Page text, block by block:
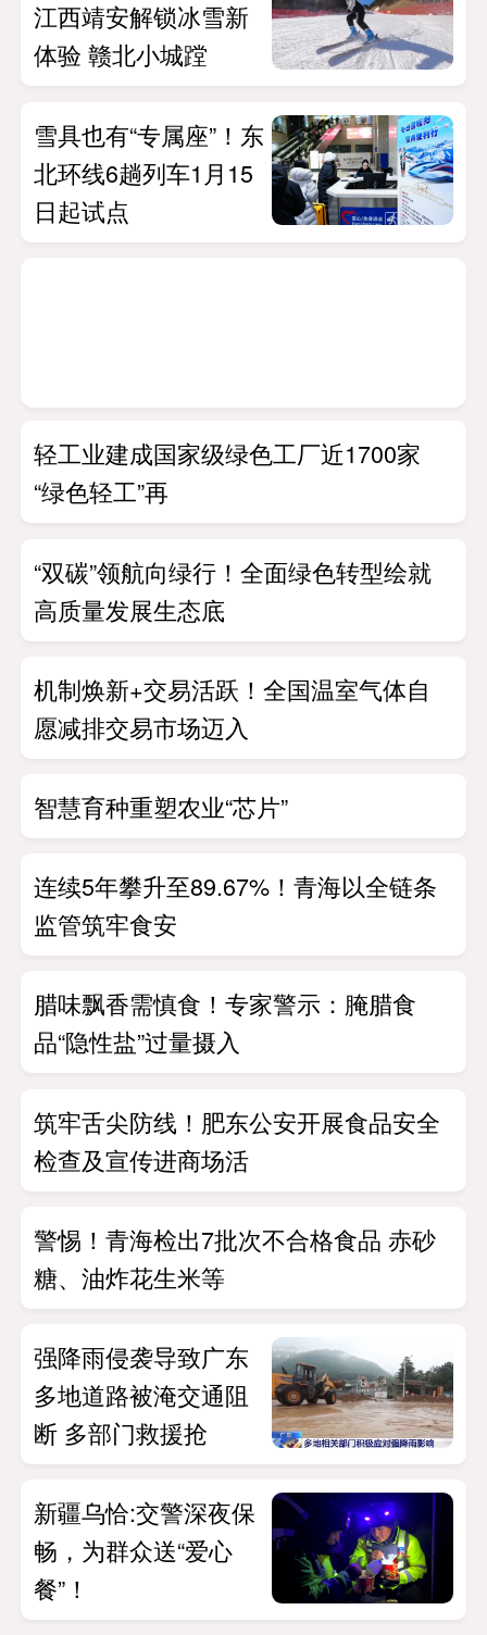
江西靖安解锁冰雪新
体验 赣北小城蹚
雪具也有“专属座”！东
北环线6趟列车1月15
日起试点
轻工业建成国家级绿色工厂近1700家
“绿色轻工”再
“双碳”领航向绿行！全面绿色转型绘就
高质量发展生态底
机制焕新+交易活跃！全国温室气体自
愿减排交易市场迈入
智慧育种重塑农业“芯片”
连续5年攀升至89.67%！青海以全链条
监管筑牢食安
腊味飘香需慎食！专家警示：腌腊食
品“隐性盐”过量摄入
筑牢舌尖防线！肥东公安开展食品安全
检查及宣传进商场活
警惕！青海检出7批次不合格食品 赤砂
糖、油炸花生米等
强降雨侵袭导致广东
多地道路被淹交通阻
断 多部门救援抢
新疆乌恰:交警深夜保
畅，为群众送“爱心
餐”！